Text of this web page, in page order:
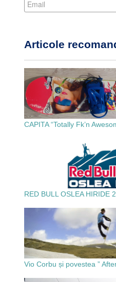
Articole
CAPITA “Totally Fk’n
RED BULL OSLEA HIRIDE
Vio Corbu și povestea ”